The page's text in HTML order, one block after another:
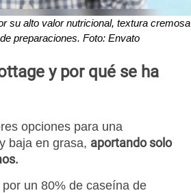
su alto valor nutricional, textura cremosa
preparaciones. Foto: Envato
y por qué se ha
opciones para una
baja en grasa, aportando solo
un 80% de caseína de